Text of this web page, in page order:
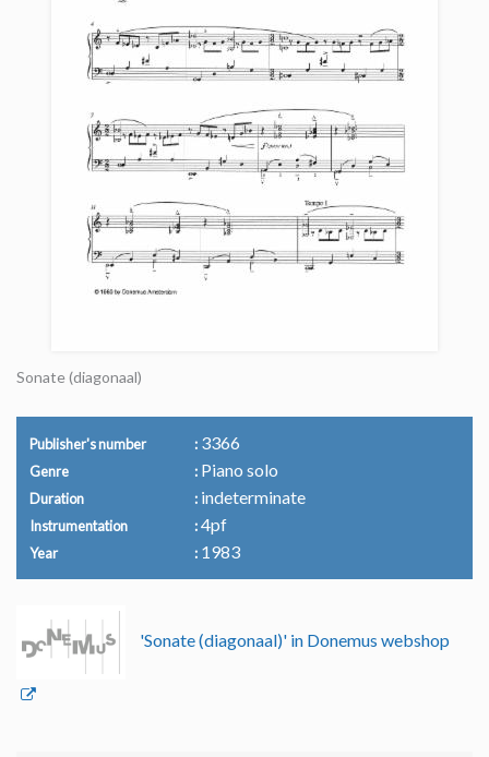
Sonate (diagonaal)
Publisher's number 3366
Genre Piano solo
Duration indeterminate
Instrumentation 4pf
Year 1983
'Sonate (diagonaal)' in Donemus webshop